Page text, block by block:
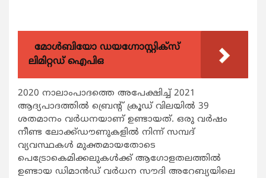
മോൾബിയോ ഡയഗ്നോസ്റ്റിക്സ്
ലിമിറ്റഡ് ഐപിഒ
2020 നാലാംപാദത്തെ അപേക്ഷിച്ച് 2021
ആദ്യപാദത്തില്‍ ബ്രെന്റ് ക്രൂഡ് വിലയില്‍ 39
ശതമാനം വര്‍ധനയാണ് ഉണ്ടായത്. ഒരു വര്‍ഷം
നീണ്ട ലോക്ക്ഡൗണുകളില്‍ നിന്ന് സമ്പദ്
വ്യവസ്ഥകള്‍ മുക്തമായതോടെ
പെട്രോകെമിക്കലുകള്‍ക്ക് ആഗോളതലത്തില്‍
ഉണ്ടായ ഡിമാന്‍ഡ് വര്‍ധന സൗദി അറേബ്യയിലെ